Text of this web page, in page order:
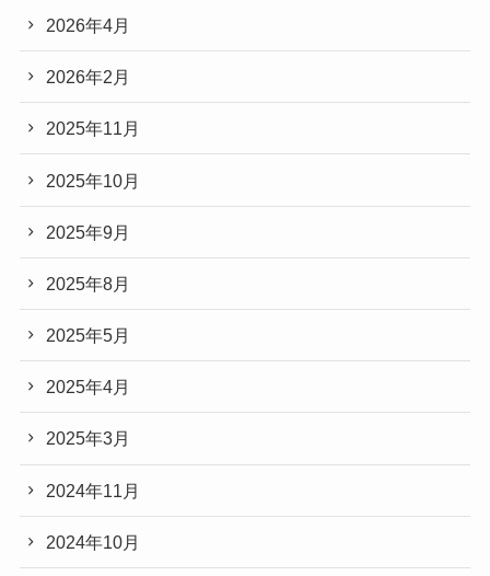
2026年4月
2026年2月
2025年11月
2025年10月
2025年9月
2025年8月
2025年5月
2025年4月
2025年3月
2024年11月
2024年10月